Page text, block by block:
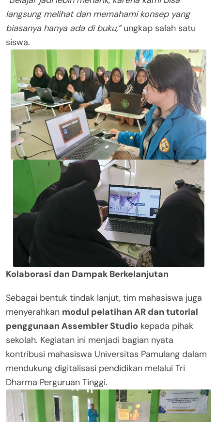
langsung melihat dan memahami konsep yang
biasanya hanya ada di buku,”ungkap salah satu
siswa.
Kolaborasi dan Dampak Berkelanjutan
Sebagai bentuk tindak lanjut, tim mahasiswa juga
menyerahkan modul pelatihan AR dan tutorial
penggunaan Assembler Studio kepada pihak
sekolah. Kegiatan ini menjadi bagian nyata
kontribusi mahasiswa Universitas Pamulang dalam
mendukung digitalisasi pendidikan melalui Tri
Dharma Perguruan Tinggi.